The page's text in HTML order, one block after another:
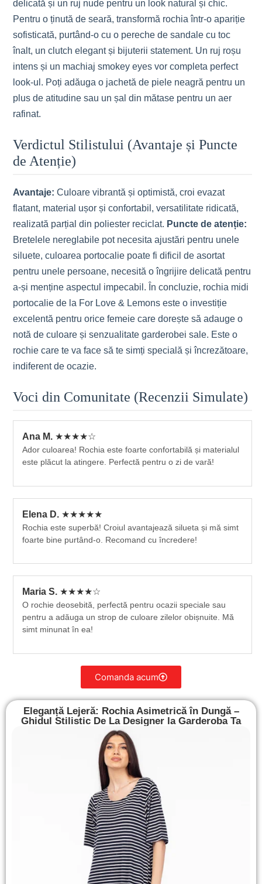
delicată și un ruj nude pentru un look natural și chic.
Pentru o ținută de seară, transformă rochia într-o apariție
sofisticată, purtând-o cu o pereche de sandale cu toc
înalt, un clutch elegant și bijuterii statement. Un ruj roșu
intens și un machiaj smokey eyes vor completa perfect
look-ul. Poți adăuga o jachetă de piele neagră pentru un
plus de atitudine sau un șal din mătase pentru un aer
rafinat.
Verdictul Stilistului (Avantaje și Puncte
de Atenție)
Avantaje: Culoare vibrantă și optimistă, croi evazat
flatant, material ușor și confortabil, versatilitate ridicată,
realizată parțial din poliester reciclat. Puncte de atenție:
Bretelele nereglabile pot necesita ajustări pentru unele
siluete, culoarea portocalie poate fi dificil de asortat
pentru unele persoane, necesită o îngrijire delicată pentru
a-și menține aspectul impecabil. În concluzie, rochia midi
portocalie de la For Love & Lemons este o investiție
excelentă pentru orice femeie care dorește să adauge o
notă de culoare și senzualitate garderobei sale. Este o
rochie care te va face să te simți specială și încrezătoare,
indiferent de ocazie.
Voci din Comunitate (Recenzii Simulate)
Ana M. ★★★★☆
Ador culoarea! Rochia este foarte confortabilă și materialul
este plăcut la atingere. Perfectă pentru o zi de vară!
Elena D. ★★★★★
Rochia este superbă! Croiul avantajează silueta și mă simt
foarte bine purtând-o. Recomand cu încredere!
Maria S. ★★★★☆
O rochie deosebită, perfectă pentru ocazii speciale sau
pentru a adăuga un strop de culoare zilelor obișnuite. Mă
simt minunat în ea!
Comanda acum
Eleganță Lejeră: Rochia Asimetrică în Dungă –
Ghidul Stilistic De La Designer la Garderoba Ta